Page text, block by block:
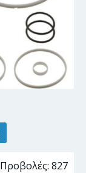
Προβολές: 827